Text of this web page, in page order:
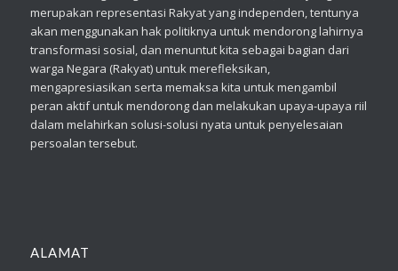
merupakan representasi Rakyat yang independen, tentunya
akan menggunakan hak politiknya untuk mendorong lahirnya
transformasi sosial, dan menuntut kita sebagai bagian dari
warga Negara (Rakyat) untuk merefleksikan,
mengapresiasikan serta memaksa kita untuk mengambil
peran aktif untuk mendorong dan melakukan upaya-upaya riil
dalam melahirkan solusi-solusi nyata untuk penyelesaian
persoalan tersebut.
ALAMAT